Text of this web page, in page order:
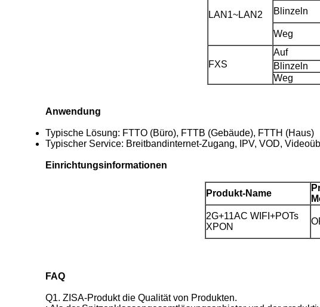
LAN1~LAN2
Blinzeln
Weg
FXS
Auf
Blinzeln
Weg
Anwendung
Typische Lösung: FTTO (Büro), FTTB (Gebäude), FTTH (Haus)
Typischer Service: Breitbandinternet-Zugang, IPV, VOD,
Einrichtungsinformationen
Produkt-Name
2G+11AC WIFI+POTs
XPON
FAQ
Q1. ZISA-Produkt die Qualität von Produkten.